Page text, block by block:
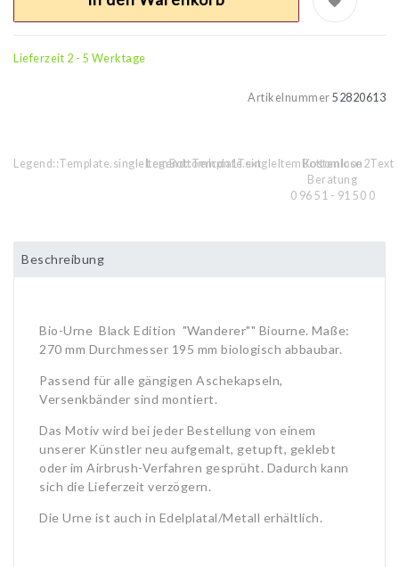
Lieferzeit 2 - 5 Werktage
Artikelnummer 52820613
Legend::Template.singleItemBottomIcon1TextLegend::Template.singleItemBottomIcon2Text
Kostenlose
Beratung
0 96 51 - 91 50 0
Beschreibung
Bio-Urne Black Edition "Wanderer"" Biourne. Maße:
270 mm Durchmesser 195 mm biologisch abbaubar.
Passend für alle gängigen Aschekapseln,
Versenkbänder sind montiert.
Das Motiv wird bei jeder Bestellung von einem
unserer Künstler neu aufgemalt, getupft, geklebt
oder im Airbrush-Verfahren gesprüht. Dadurch kann
sich die Lieferzeit verzögern.
Die Urne ist auch in Edelplatal/Metall erhältlich.